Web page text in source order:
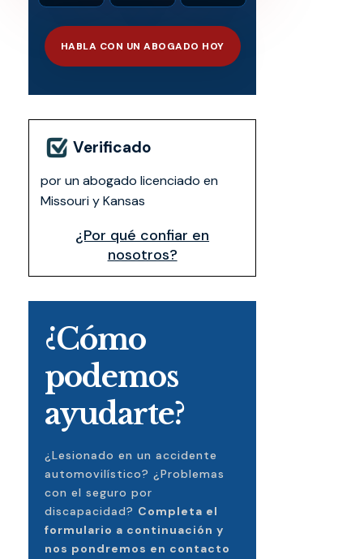
HABLA CON UN ABOGADO HOY
Verificado
por un abogado licenciado en
Missouri y Kansas
¿Por qué confiar en
nosotros?
¿Cómo
podemos
ayudarte?
¿Lesionado en un accidente
automovilístico? ¿Problemas
con el seguro por
discapacidad? Completa el
formulario a continuación y
nos pondremos en contacto